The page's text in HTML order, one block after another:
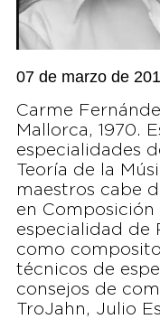
07 de marzo de
Carme
Mallorca, 1970.
especialidades
Teoría de la
maestros cabe
en Composición
especialidad de
como
técnicos de
consejos de
TroJahn, Julio